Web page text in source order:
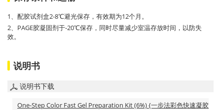
1、配胶试剂盒2-8℃避光保存，有效期为12个月。
2、PAGE胶凝固剂于-20℃保存，同时尽量减少室温存放时间，以防失
效。
说明书
说明书下载
One-Step Color Fast Gel Preparation Kit (6%) {一步法彩色快速凝胶